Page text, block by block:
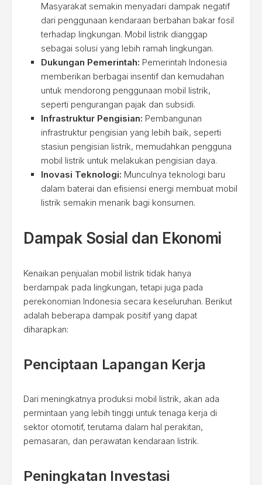
Masyarakat semakin menyadari dampak negatif
dari penggunaan kendaraan berbahan bakar fosil
terhadap lingkungan. Mobil listrik dianggap
sebagai solusi yang lebih ramah lingkungan.
Dukungan Pemerintah: Pemerintah Indonesia
memberikan berbagai insentif dan kemudahan
untuk mendorong penggunaan mobil listrik,
seperti pengurangan pajak dan subsidi.
Infrastruktur Pengisian: Pembangunan
infrastruktur pengisian yang lebih baik, seperti
stasiun pengisian listrik, memudahkan pengguna
mobil listrik untuk melakukan pengisian daya.
Inovasi Teknologi: Munculnya teknologi baru
dalam baterai dan efisiensi energi membuat mobil
listrik semakin menarik bagi konsumen.
Dampak Sosial dan Ekonomi
Kenaikan penjualan mobil listrik tidak hanya
berdampak pada lingkungan, tetapi juga pada
perekonomian Indonesia secara keseluruhan. Berikut
adalah beberapa dampak positif yang dapat
diharapkan:
Penciptaan Lapangan Kerja
Dari meningkatnya produksi mobil listrik, akan ada
permintaan yang lebih tinggi untuk tenaga kerja di
sektor otomotif, terutama dalam hal perakitan,
pemasaran, dan perawatan kendaraan listrik.
Peningkatan Investasi